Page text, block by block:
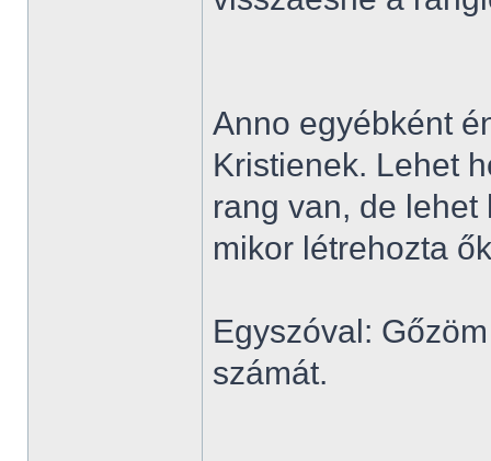
Anno egyébként
Kristienek. Lehet
rang van, de
mikor létrehozta
Egyszóval:
számát.